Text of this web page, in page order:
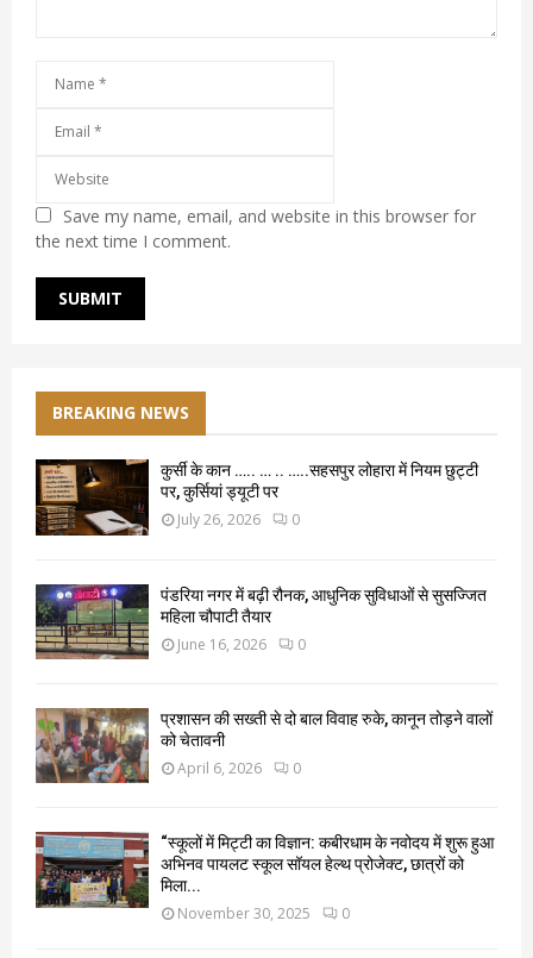
Save my name, email, and website in this browser for
the next time I comment.
BREAKING NEWS
कुर्सी के कान ….. … .. …..सहसपुर लोहारा में नियम छुट्टी
पर, कुर्सियां ड्यूटी पर
July 26, 2026 0
पंडरिया नगर में बढ़ी रौनक, आधुनिक सुविधाओं से सुसज्जित
महिला चौपाटी तैयार
June 16, 2026 0
प्रशासन की सख्ती से दो बाल विवाह रुके, कानून तोड़ने वालों
को चेतावनी
April 6, 2026 0
“स्कूलों में मिट्टी का विज्ञान: कबीरधाम के नवोदय में शुरू हुआ
अभिनव पायलट स्कूल सॉयल हेल्थ प्रोजेक्ट, छात्रों को
मिला...
November 30, 2025 0